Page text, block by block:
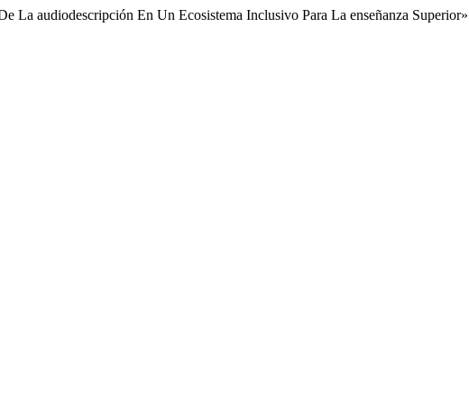
La audiodescripción En Un Ecosistema Inclusivo Para La enseñanza